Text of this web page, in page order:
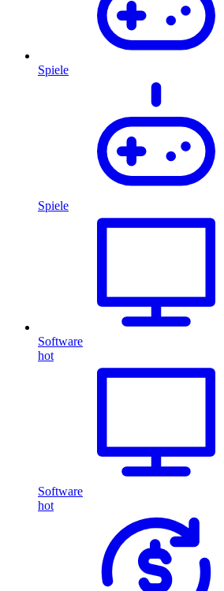
Spiele
Spiele
Software
hot
Software
hot